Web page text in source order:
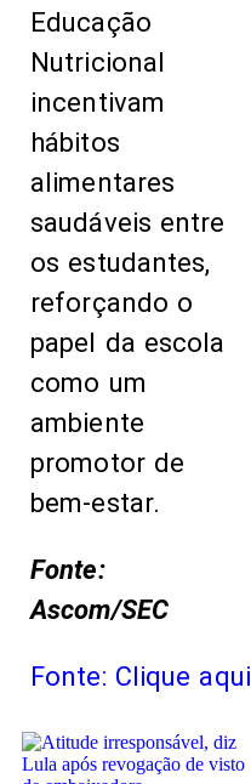
Educação
Nutricional
incentivam
hábitos
alimentares
saudáveis entre
os estudantes,
reforçando o
papel da escola
como um
ambiente
promotor de
bem-estar.
Fonte:
Ascom/SEC
Fonte: Clique aqui